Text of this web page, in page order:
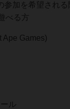
加を希望され
る方
Ape Games)
ル